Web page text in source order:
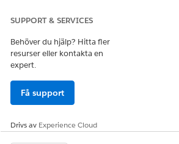
SUPPORT & SERVICES
Behöver du hjälp? Hitta fler
resurser eller kontakta en
expert.
Få support
Drivs av Experience Cloud